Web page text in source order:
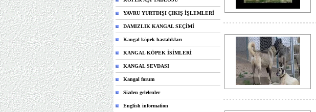
YAVRU YURTDIŞI ÇIKIŞ İŞLEMLERİ
DAMIZLIK KANGAL SEÇİMİ
Kangal köpek hastalıkları
KANGAL KÖPEK İSİMLERİ
KANGAL SEVDASI
Kangal forum
Sizden gelelenler
English information